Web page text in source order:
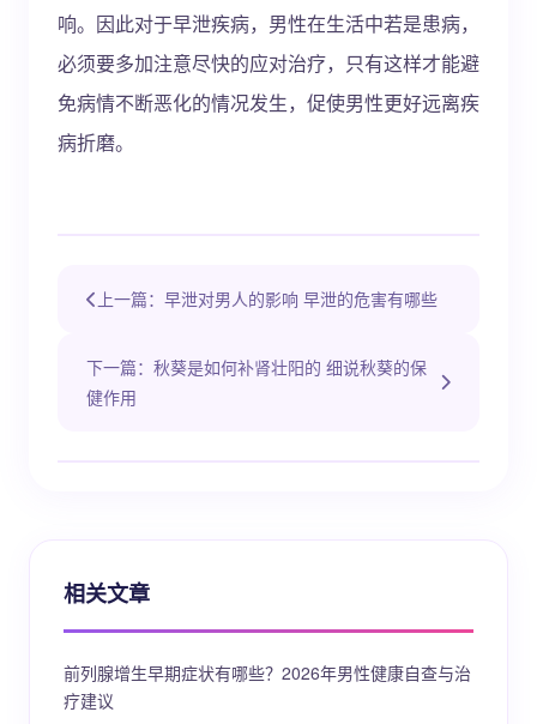
响。因此对于早泄疾病，男性在生活中若是患病，
必须要多加注意尽快的应对治疗，只有这样才能避
免病情不断恶化的情况发生，促使男性更好远离疾
病折磨。
上一篇：早泄对男人的影响 早泄的危害有哪些
下一篇：秋葵是如何补肾壮阳的 细说秋葵的保
健作用
相关文章
前列腺增生早期症状有哪些？2026年男性健康自查与治
疗建议